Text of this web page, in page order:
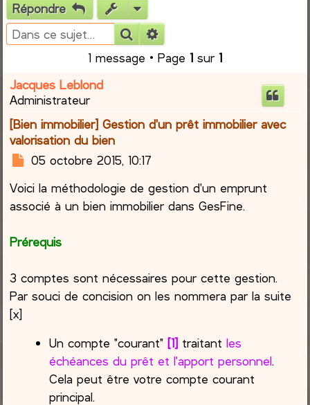
Répondre
Rechercher
1 message • Page 1 sur 1
Jacques Leblond
Administrateur
[Bien immobilier] Gestion d'un prêt immobilier avec
valorisation du bien
M
s
s
g
e
05 octobre 2015, 10:17
Voici la méthodologie de gestion d'un emprunt
associé à un bien immobilier dans GesFine.
Prérequis
3 comptes sont nécessaires pour cette gestion.
Par souci de concision on les nommera par la suite
[x]
Un compte "courant"[1] traitantles
échéances du prêt et l'apport personnel.
Cela peut être votre compte courant
principal.